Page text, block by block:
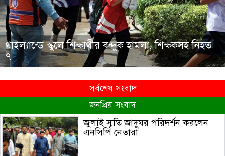
থাইল্যান্ডে স্কুলে শিক্ষার্থীর বন্দুক হামলা, শিক্ষকসহ নিহত
৭
সর্বশেষ সংবাদ
জনপ্রিয় সংবাদ
জুলাই স্মৃতি জাদুঘর পরিদর্শন করলেন
এনসিপি নেতারা